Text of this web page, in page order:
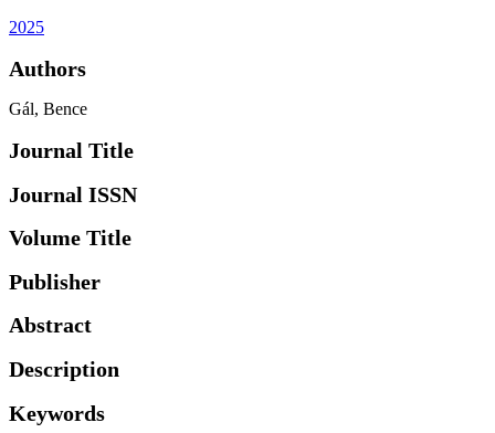
2025
Authors
Gál, Bence
Journal Title
Journal ISSN
Volume Title
Publisher
Abstract
Description
Keywords